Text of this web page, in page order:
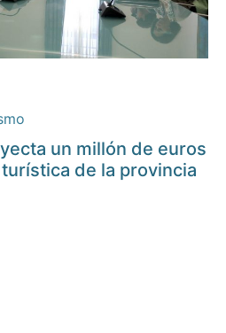
un millón de euros
de la provincia